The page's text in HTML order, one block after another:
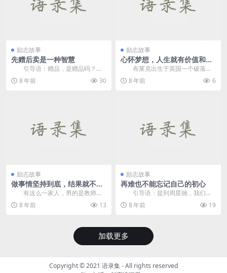
励志故事
先赠后卖是一种智慧
引导语：赠品，是赠品吗？其
实不是。先赠后卖是一种智慧。
2...
8 年前 30
励志故事
心怀梦想，人生就有价值和意
布莱克出生于英国一个破落的
农场主家庭。他从小喜欢画画。
布...
8 年前 6
励志故事
做事情坚持到底，结果就不会
很差
有这么一家人，男的是教师，
女的则开一家纽扣店。女的除了卖
纽扣，还卖些头饰、胸...
8 年前 13
励志故事
再难也不能忘记自己的初心
引导语：提到周星驰，我们想
到更多的就是在功成名就之后的
他，而他的以往我们却很...
8 年前 19
加载更多
Copyright © 2021 语录集- All rights reserved